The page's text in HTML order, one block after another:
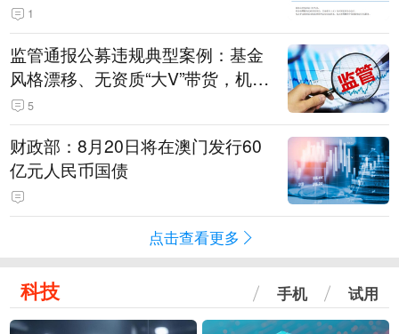
1
监管通报公募违规典型案例：基金
风格漂移、无资质“大V”带货，机构
被暂停新产品注册3个月
5
财政部：8月20日将在澳门发行60
亿元人民币国债
点击查看更多
科技 手机 试用